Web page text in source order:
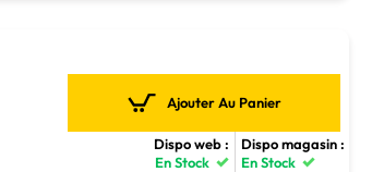
Ajouter Au Panier
Dispo web :
En Stock
Dispo magasin :
En Stock